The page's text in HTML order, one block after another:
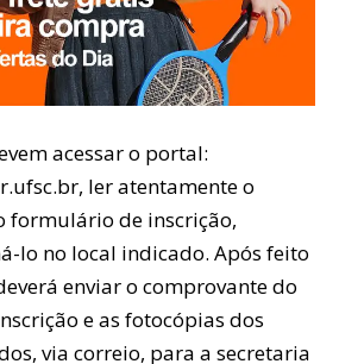
acessar o portal:
ler atentamente o
formulário de inscrição,
lo no local indicado. Após feito
enviar o comprovante do
e as fotocópias dos
via correio, para a secretaria